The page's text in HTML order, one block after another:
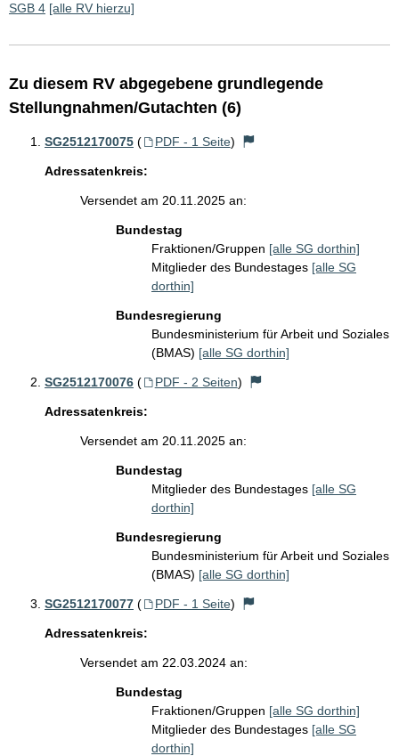
SGB 4 [alle RV hierzu]
Zu diesem RV abgegebene grundlegende
Stellungnahmen/Gutachten (6)
SG2512170075 ( PDF - 1 Seite)
Adressatenkreis:
Versendet am 20.11.2025 an:
Bundestag
Fraktionen/Gruppen [alle SG dorthin]
Mitglieder des Bundestages [alle SG
dorthin]
Bundesregierung
Bundesministerium für Arbeit und Soziales
(BMAS) [alle SG dorthin]
SG2512170076 ( PDF - 2 Seiten)
Adressatenkreis:
Versendet am 20.11.2025 an:
Bundestag
Mitglieder des Bundestages [alle SG
dorthin]
Bundesregierung
Bundesministerium für Arbeit und Soziales
(BMAS) [alle SG dorthin]
SG2512170077 ( PDF - 1 Seite)
Adressatenkreis:
Versendet am 22.03.2024 an:
Bundestag
Fraktionen/Gruppen [alle SG dorthin]
Mitglieder des Bundestages [alle SG
dorthin]